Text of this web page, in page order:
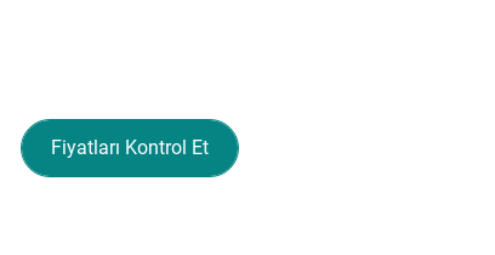
Fiyatları Kontrol Et